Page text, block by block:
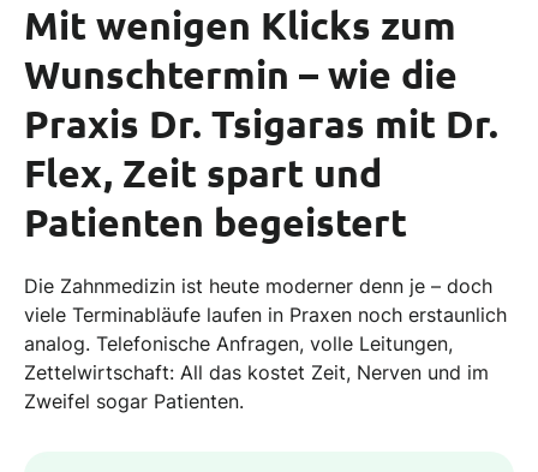
Mit wenigen Klicks zum
Wunschtermin – wie die
Praxis Dr. Tsigaras mit Dr.
Flex, Zeit spart und
Patienten begeistert
Die Zahnmedizin ist heute moderner denn je – doch
viele Terminabläufe laufen in Praxen noch erstaunlich
analog. Telefonische Anfragen, volle Leitungen,
Zettelwirtschaft: All das kostet Zeit, Nerven und im
Zweifel sogar Patienten.